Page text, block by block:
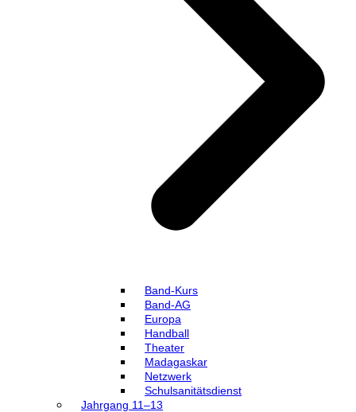
Band-Kurs
Band-AG
Europa
Handball
Theater
Madagaskar
Netzwerk
Schulsanitätsdienst
Jahrgang 11–13